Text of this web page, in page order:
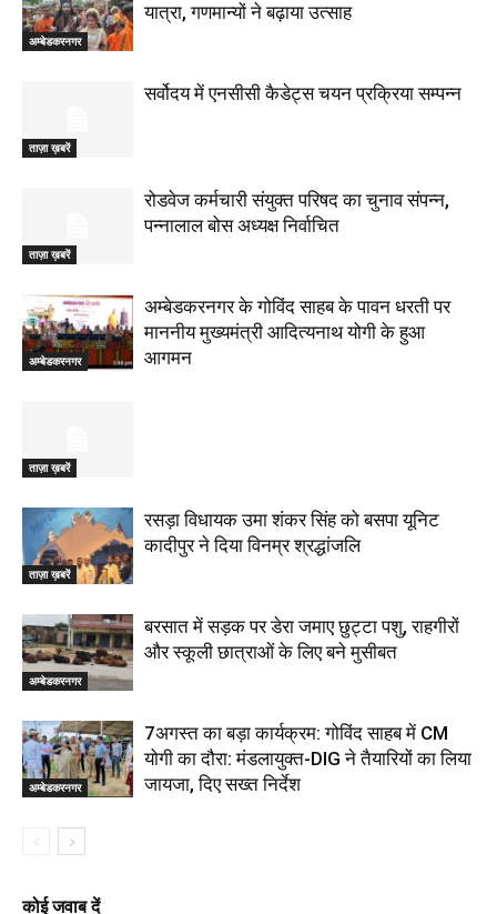
अम्बेडकरनगर
यात्रा, गणमान्यों ने बढ़ाया उत्साह
ताज़ा ख़बरें
सर्वोदय में एनसीसी कैडेट्स चयन प्रक्रिया सम्पन्न
ताज़ा ख़बरें
रोडवेज कर्मचारी संयुक्त परिषद का चुनाव संपन्न,
पन्नालाल बोस अध्यक्ष निर्वाचित
अम्बेडकरनगर
अम्बेडकरनगर के गोविंद साहब के पावन धरती पर
माननीय मुख्यमंत्री आदित्यनाथ योगी के हुआ
आगमन
ताज़ा ख़बरें
ताज़ा ख़बरें
रसड़ा विधायक उमा शंकर सिंह को बसपा यूनिट
कादीपुर ने दिया विनम्र श्रद्धांजलि
अम्बेडकरनगर
बरसात में सड़क पर डेरा जमाए छुट्टा पशु, राहगीरों
और स्कूली छात्राओं के लिए बने मुसीबत
अम्बेडकरनगर
7अगस्त का बड़ा कार्यक्रम: गोविंद साहब में CM
योगी का दौरा: मंडलायुक्त-DIG ने तैयारियों का लिया
जायजा, दिए सख्त निर्देश
कोई जवाब दें